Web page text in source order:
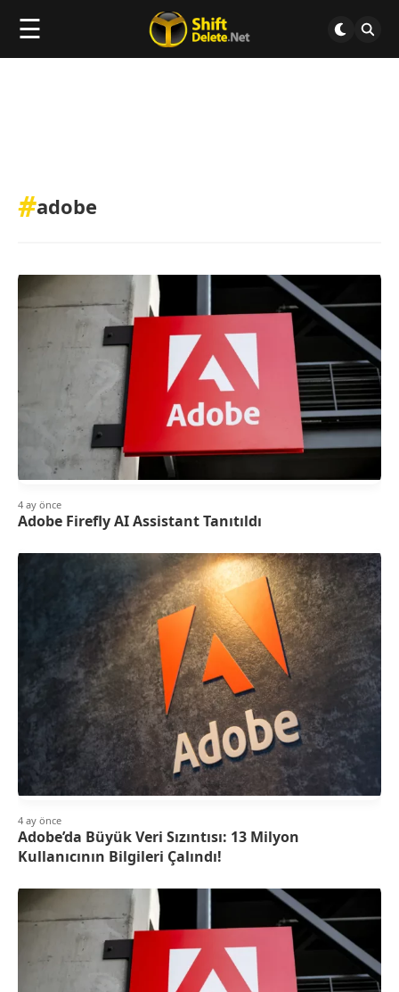
☰
#adobe
4 ay önce
Adobe Firefly AI Assistant Tanıtıldı
4 ay önce
Adobe’da Büyük Veri Sızıntısı: 13 Milyon
Kullanıcının Bilgileri Çalındı!